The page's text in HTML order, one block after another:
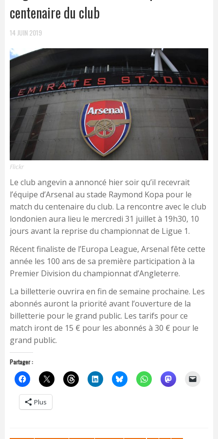
centenaire du club
14 JUIN 2019
Flickr
Le club angevin a annoncé hier soir qu’il recevrait
l’équipe d’Arsenal au stade Raymond Kopa pour le
match du centenaire du club. La rencontre avec le club
londonien aura lieu le mercredi 31 juillet à 19h30, 10
jours avant la reprise du championnat de Ligue 1.
Récent finaliste de l’Europa League, Arsenal fête cette
année les 100 ans de sa première participation à la
Premier Division du championnat d’Angleterre.
La billetterie ouvrira en fin de semaine prochaine. Les
abonnés auront la priorité avant l’ouverture de la
billetterie pour le grand public. Les tarifs pour ce
match iront de 15 € pour les abonnés à 30 € pour le
grand public.
Partager :
Plus